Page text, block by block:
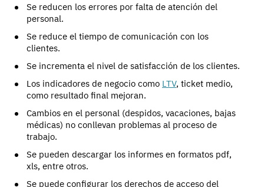
Se reducen los errores por falta de atención del
personal.
Se reduce el tiempo de comunicación con los
clientes.
Se incrementa el nivel de satisfacción de los clientes.
Los indicadores de negocio como LTV, ticket medio,
como resultado final mejoran.
Cambios en el personal (despidos, vacaciones, bajas
médicas) no conllevan problemas al proceso de
trabajo.
Se pueden descargar los informes en formatos pdf,
xls, entre otros.
Se puede configurar los derechos de acceso del